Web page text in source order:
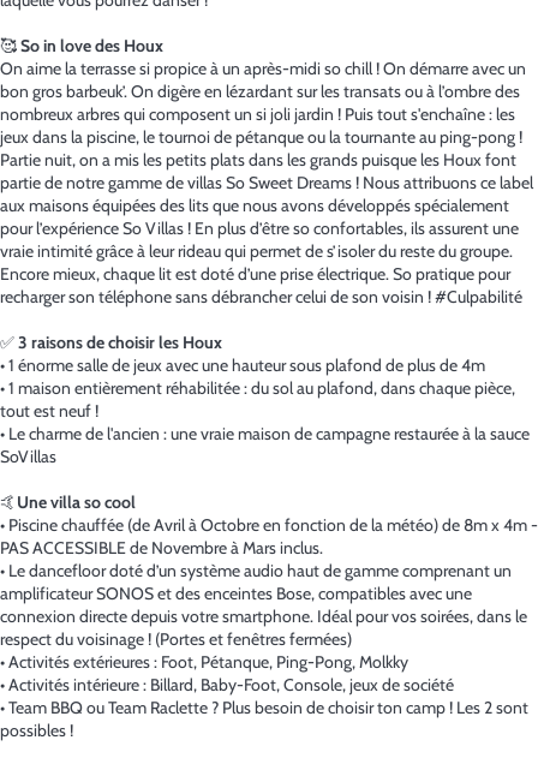
🥰So in love des Houx
On aime la terrasse si propice à un après-midi so chill ! On démarre avec un
bon gros barbeuk’. On digère en lézardant sur les transats ou à l’ombre des
nombreux arbres qui composent un si joli jardin ! Puis tout s'enchaîne : les
jeux dans la piscine, le tournoi de pétanque ou la tournante au ping-pong !
Partie nuit, on a mis les petits plats dans les grands puisque les Houx font
partie de notre gamme de villas So Sweet Dreams ! Nous attribuons ce label
aux maisons équipées des lits que nous avons développés spécialement
pour l’expérience So Villas ! En plus d’être so confortables, ils assurent une
vraie intimité grâce à leur rideau qui permet de s’isoler du reste du groupe.
Encore mieux, chaque lit est doté d’une prise électrique. So pratique pour
recharger son téléphone sans débrancher celui de son voisin ! #Culpabilité
✅3 raisons de choisir les Houx
• 1 énorme salle de jeux avec une hauteur sous plafond de plus de 4m
• 1 maison entièrement réhabilitée : du sol au plafond, dans chaque pièce,
tout est neuf !
• Le charme de l'ancien : une vraie maison de campagne restaurée à la sauce
SoVillas
🤙 Une villa so cool
• Piscine chauffée (de Avril à Octobre en fonction de la météo) de 8m x 4m -
PAS ACCESSIBLE de Novembre à Mars inclus.
• Le dancefloor doté d’un système audio haut de gamme comprenant un
amplificateur SONOS et des enceintes Bose, compatibles avec une
connexion directe depuis votre smartphone. Idéal pour vos soirées, dans le
respect du voisinage ! (Portes et fenêtres fermées)
• Activités extérieures : Foot, Pétanque, Ping-Pong, Molkky
• Activités intérieure : Billard, Baby-Foot, Console, jeux de société
• Team BBQ ou Team Raclette ? Plus besoin de choisir ton camp ! Les 2 sont
possibles !